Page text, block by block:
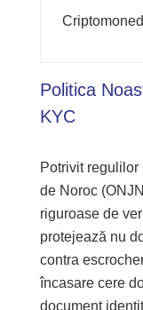
Politica
KYC
Potrivit
de Noroc
riguroase de
protejează nu
contra
încasare cere
document